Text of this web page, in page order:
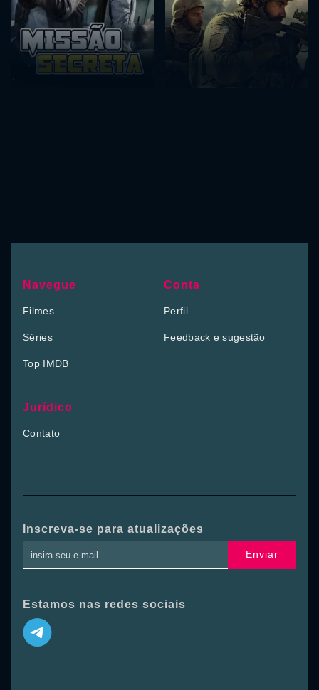
Navegue
Filmes
Séries
Top IMDB
Conta
Perfil
Feedback e sugestão
Jurídico
Contato
Inscreva-se para atualizações
Enviar
Estamos nas redes sociais